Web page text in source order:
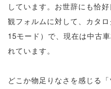
しています。お世辞にも恰
観フォルムに対して、カタ
15モード）で、現在は中古
れています。
どこか物足りなさを感じる